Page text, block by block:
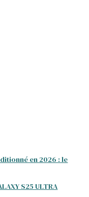
en 2026 : le
S25 ULTRA